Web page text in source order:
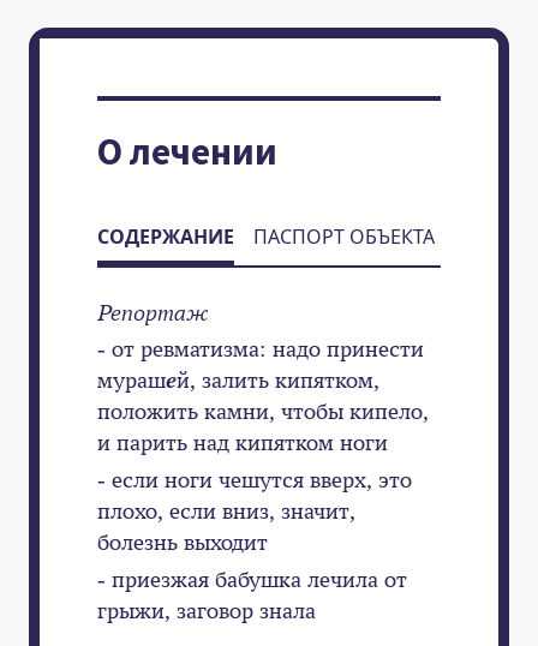
О лечении
СОДЕРЖАНИЕ ПАСПОРТ ОБЪЕКТА
Репортаж
- от ревматизма: надо принести
мурашей, залить кипятком,
положить камни, чтобы кипело,
и парить над кипятком ноги
- если ноги чешутся вверх, это
плохо, если вниз, значит,
болезнь выходит
- приезжая бабушка лечила от
грыжи, заговор знала